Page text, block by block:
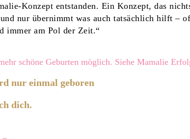
Konzept entstanden. Ein Konzept, das
nur übernimmt was auch tatsächlich hilft –
immer am Pol der Zeit.“
schöne Geburten möglich. Siehe Mamalie
nur einmal geboren
dich.